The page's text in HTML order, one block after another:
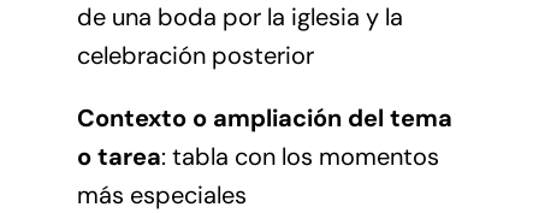
de una boda por la iglesia y la
celebración posterior
Contexto o ampliación del tema
o tarea: tabla con los momentos
más especiales